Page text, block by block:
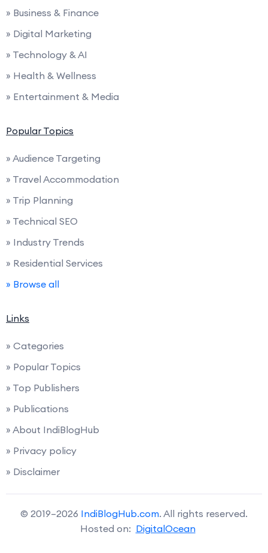
» Business & Finance
» Digital Marketing
» Technology & AI
» Health & Wellness
» Entertainment & Media
Popular Topics
» Audience Targeting
» Travel Accommodation
» Trip Planning
» Technical SEO
» Industry Trends
» Residential Services
» Browse all
Links
» Categories
» Popular Topics
» Top Publishers
» Publications
» About IndiBlogHub
» Privacy policy
» Disclaimer
© 2019–2026 IndiBlogHub.com. All rights reserved.
Hosted on: DigitalOcean